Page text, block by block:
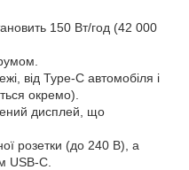
150 Bт/год (42 000
від Туре-C автомобіля і
окремо).
дисплей, що
розетки (до 240 B), а
USB-C.